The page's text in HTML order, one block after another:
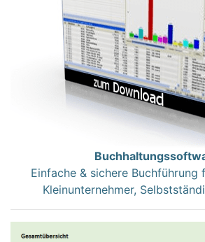
Einfache & sichere Buchführung
Kleinunternehmer,